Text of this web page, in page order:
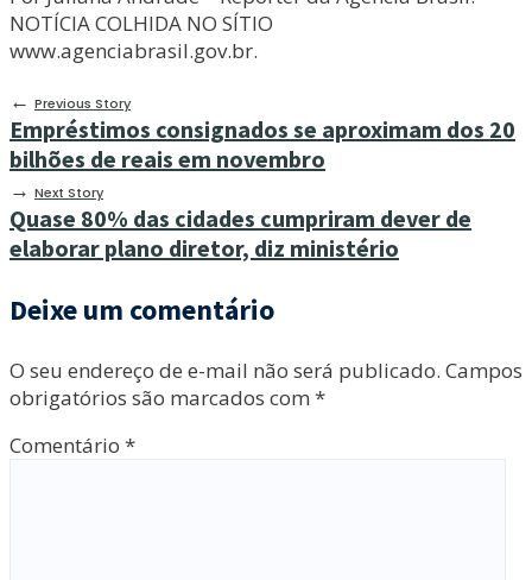
NOTÍCIA COLHIDA NO SÍTIO
www.agenciabrasil.gov.br.
← Previous Story
Empréstimos consignados se aproximam dos 20
bilhões de reais em novembro
→ Next Story
Quase 80% das cidades cumpriram dever de
elaborar plano diretor, diz ministério
Deixe um comentário
O seu endereço de e-mail não será publicado. Campos
obrigatórios são marcados com *
Comentário *